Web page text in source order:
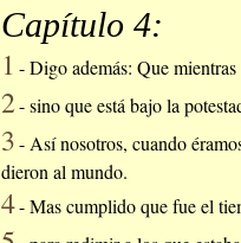
Capítulo 4:
1 - Digo además: Que
2- sino que está bajo la
3- Así nosotros, cuando
dieron al mundo.
4- Mas cumplido que fue el